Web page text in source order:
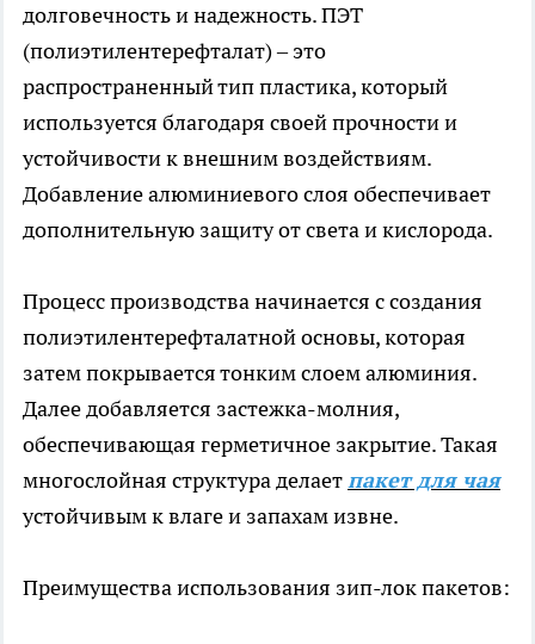
долговечность и надежность. ПЭТ
(полиэтилентерефталат) – это
распространенный тип пластика, который
используется благодаря своей прочности и
устойчивости к внешним воздействиям.
Добавление алюминиевого слоя обеспечивает
дополнительную защиту от света и кислорода.
Процесс производства начинается с создания
полиэтилентерефталатной основы, которая
затем покрывается тонким слоем алюминия.
Далее добавляется застежка-молния,
обеспечивающая герметичное закрытие. Такая
многослойная структура делаетпакет для чая
устойчивым к влаге и запахам извне.
Преимущества использования зип-лок пакетов: